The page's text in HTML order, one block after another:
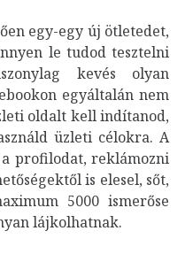
egy-egy új ötletedet,
le tudod tesztelni
kevés olyan
egyáltalán nem
oldalt kell indítanod,
üzleti célokra. A
profilodat, reklámozni
is elesel, sőt,
5000 ismerőse
lájkolhatnak.